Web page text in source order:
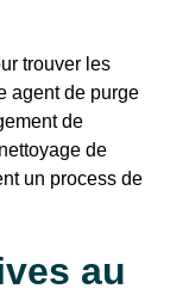
trouver les
agent de purge
de
de
un process de
au